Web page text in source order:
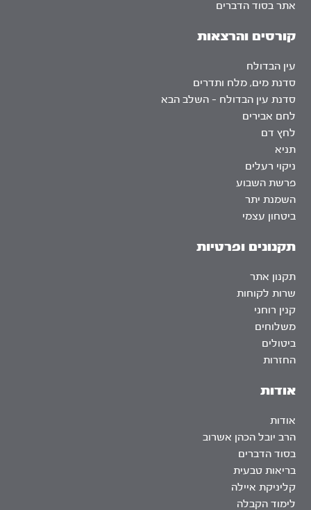
אודות
אודות
הרב יובל הכהן אשרוב
בסוד הדברים
בריאות טבעית
קליניקת איילה
לימוד הקבלה
אתר בסוד הדברים
קורסים והרצאות
עין הבדולח
סדנת מים, מלח ותדרים
סדנת עין הבדולח – השלב הבא
לחם אבירים
לחץ דם
תניא
ניקוי רעלים
פרשת השבוע
השמנת יתר
ביטחון עצמי
תקנונים ופרטיות
תקנון אתר
שרות לקוחות
קנין רוחני
משלוחים
ביטולים
החזרות